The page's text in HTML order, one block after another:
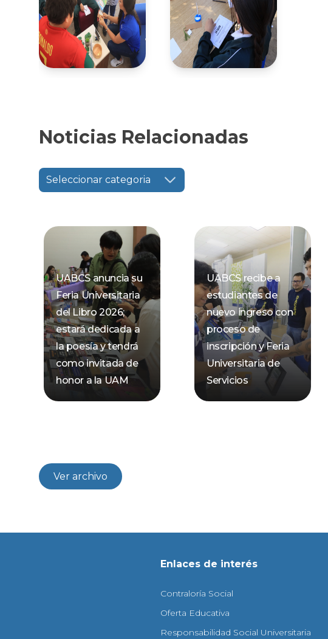
Noticias Relacionadas
Seleccionar categoria
UABCS anuncia su
Feria Universitaria
del Libro 2026;
estará dedicada a
la poesía y tendrá
como invitada de
honor a la UAM
UABCS recibe a
estudiantes de
nuevo ingreso con
proceso de
inscripción y Feria
Universitaria de
Servicios
Ver archivo
Enlaces de interés
Contraloría Social
Oferta Educativa
Responsabilidad Social Universitaria